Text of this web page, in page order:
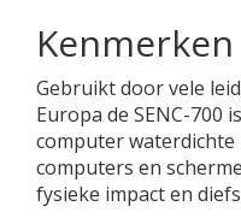
Gebruikt door vele
Europa de SENC-700
computer
computers en
fysieke impact en